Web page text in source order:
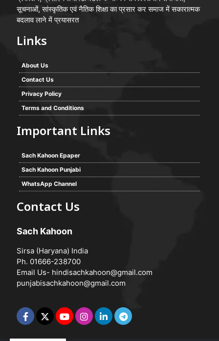
सूचनाओं, सांस्कृतिक एवं नैतिक शिक्षा का प्रसार कर समाज में सकारात्मक
बदलाव लाने में प्रयासरत
Links
About Us
Contact Us
Privacy Policy
Terms and Conditions
Important Links
Sach Kahoon Epaper
Sach Kahoon Punjabi
WhatsApp Channel
Contact Us
Sach Kahoon
Sirsa (Haryana) India
Ph. 01666-238700
Email Us- hindisachkahoon@gmail.com
punjabisachkahoon@gmail.com